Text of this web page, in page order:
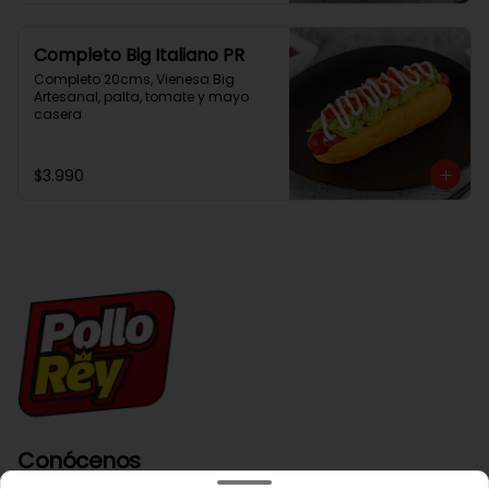
Completo Big Italiano PR
Completo 20cms, Vienesa Big
Artesanal, palta, tomate y mayo
casera
$3.990
Conócenos